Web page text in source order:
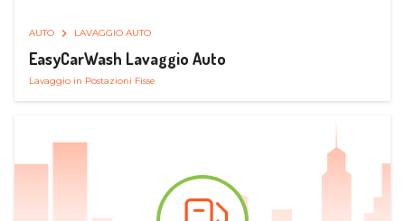
AUTO LAVAGGIO AUTO
EasyCarWash Lavaggio Auto
Lavaggio in Postazioni Fisse